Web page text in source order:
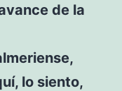
de la
lo siento,